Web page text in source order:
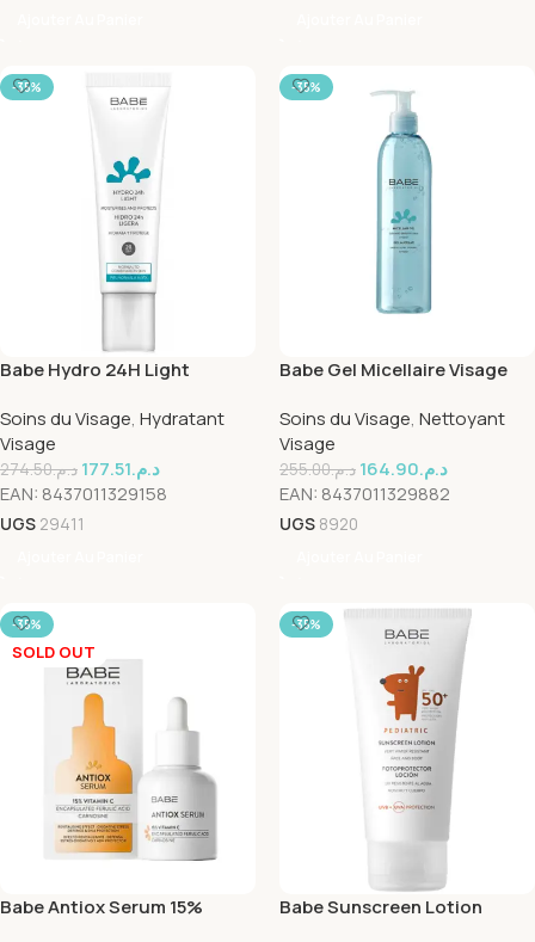
-35%
Babe Hydro 24H Light
Soins du Visage, Hydratant
Visage
د.م.274.50 د.م.177.51
EAN: 8437011329158
UGS 29411
-35%
Babe Gel Micellaire Visage
Soins du Visage, Nettoyant
Visage
د.م.255.00 د.م.164.90
EAN: 8437011329882
UGS 8920
-35%
SOLD OUT
Babe Antiox Serum 15%
-35%
Babe Sunscreen Lotion